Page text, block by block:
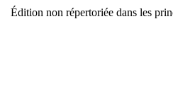
Édition non répertoriée dans les